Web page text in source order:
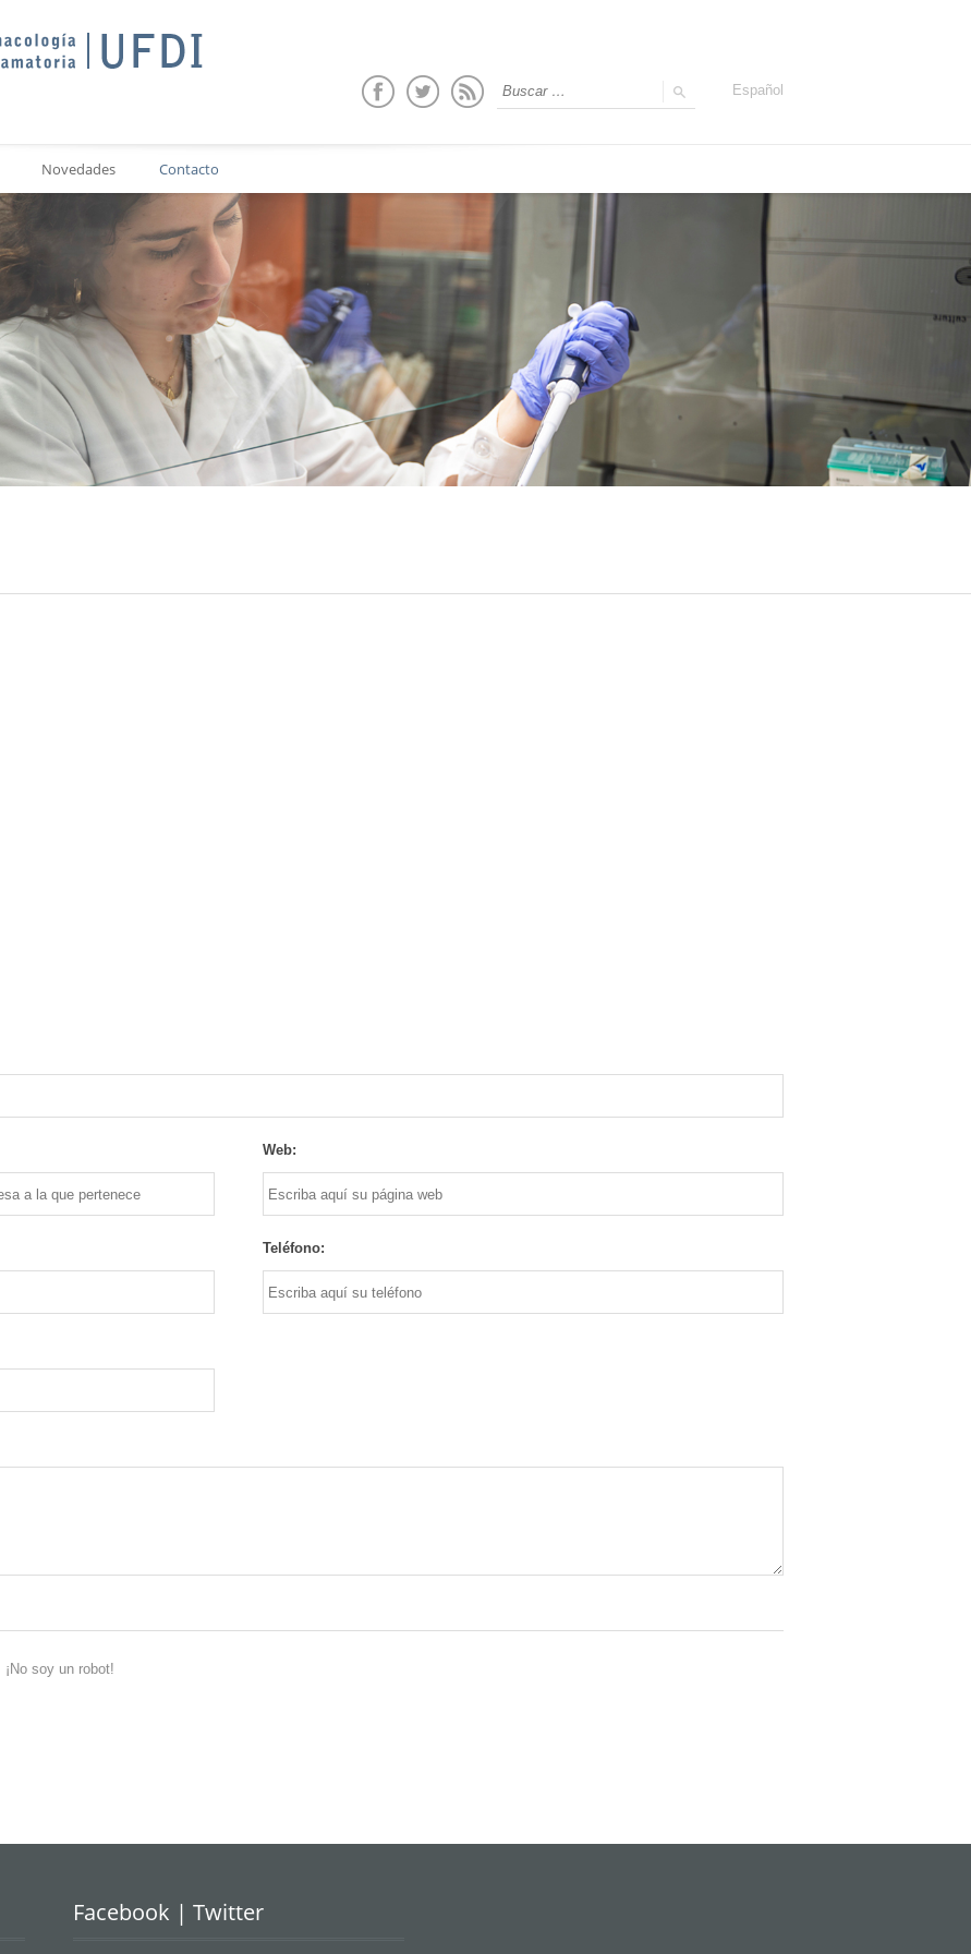
Español
Novedades Contacto
Web:
Teléfono:
¡No soy un robot!
Facebook | Twitter